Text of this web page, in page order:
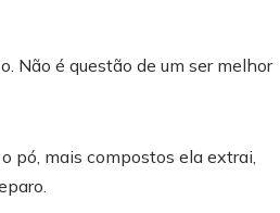
Não é questão de um ser melhor
pó, mais compostos ela extrai,